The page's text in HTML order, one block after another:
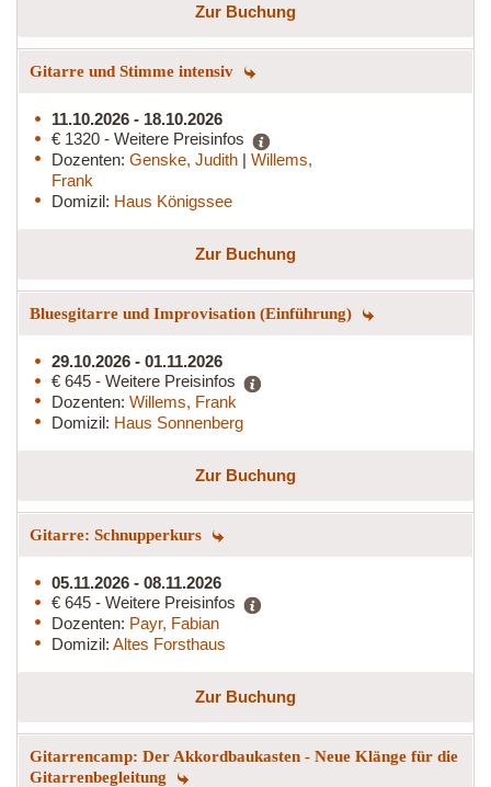
Zur Buchung
Gitarre und Stimme intensiv
11.10.2026 - 18.10.2026
€ 1320 - Weitere Preisinfos
Dozenten: Genske, Judith | Willems,
Frank
Domizil: Haus Königssee
Zur Buchung
Bluesgitarre und Improvisation (Einführung)
29.10.2026 - 01.11.2026
€ 645 - Weitere Preisinfos
Dozenten: Willems, Frank
Domizil: Haus Sonnenberg
Zur Buchung
Gitarre: Schnupperkurs
05.11.2026 - 08.11.2026
€ 645 - Weitere Preisinfos
Dozenten: Payr, Fabian
Domizil: Altes Forsthaus
Zur Buchung
Gitarrencamp: Der Akkordbaukasten - Neue Klänge für die
Gitarrenbegleitung